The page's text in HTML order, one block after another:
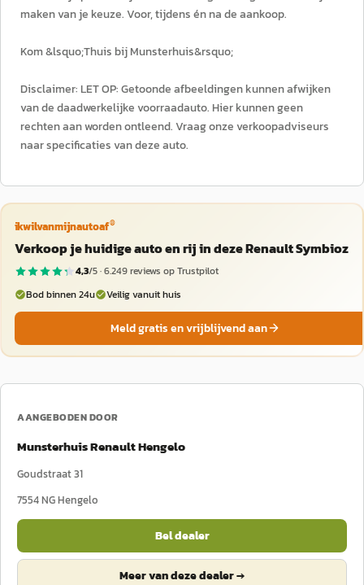
maken van je keuze. Voor, tijdens én na de aankoop.
Kom &lsquo;Thuis bij Munsterhuis&rsquo;
Disclaimer: LET OP: Getoonde afbeeldingen kunnen afwijken
van de daadwerkelijke voorraadauto. Hier kunnen geen
rechten aan worden ontleend. Vraag onze verkoopadviseurs
naar specificaties van deze auto.
ikwilvanmijnautoaf®
Verkoop je huidige auto en rij in deze Renault Symbioz
4,3/5 ·6.249reviews op Trustpilot
Bod binnen 24u
Veilig vanuit huis
Meld gratis en vrijblijvend aan
AANGEBODEN DOOR
Munsterhuis Renault Hengelo
Goudstraat 31
7554 NGHengelo
Bel dealer
Meer van deze dealer →